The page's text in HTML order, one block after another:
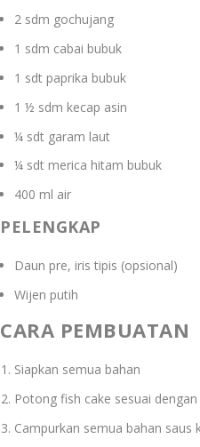
2 sdm gochujang
1 sdm cabai bubuk
1 sdt paprika bubuk
1 ½ sdm kecap asin
¼ sdt garam laut
¼ sdt merica hitam bubuk
400 ml air
PELENGKAP
Daun pre, iris tipis (opsional)
Wijen putih
CARA PEMBUATAN
Siapkan semua bahan
Potong fish cake sesuai
Campurkan semua bahan saus